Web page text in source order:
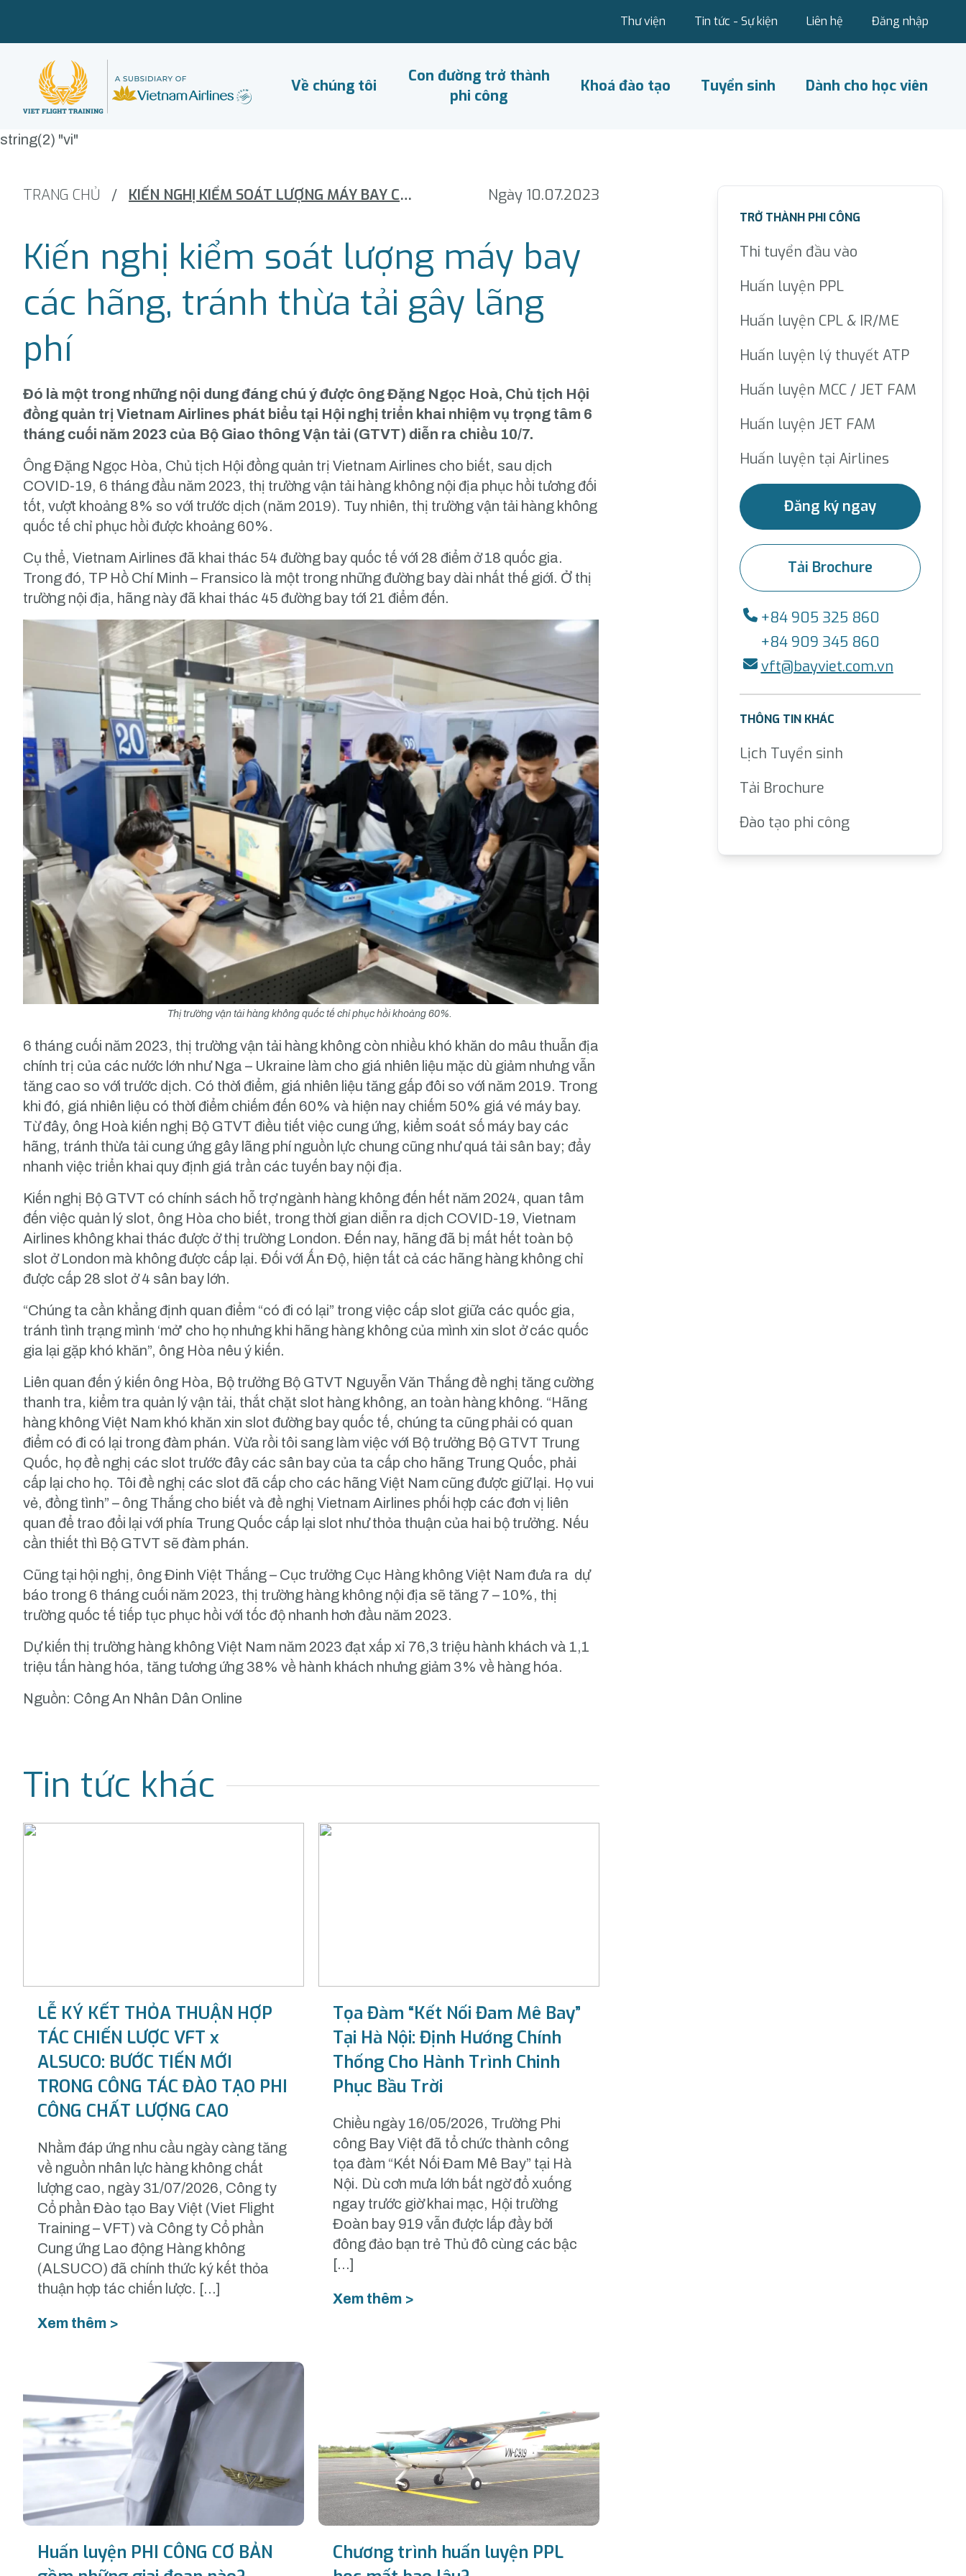
Thư viện Tin tức - Sự kiện Liên hệ Đăng nhập
Về chúng tôi
Con đường trở thành
phi công
Khoá đào tạo Tuyển sinh Dành cho học viên
string(2) "vi"
TRANG CHỦ / KIẾN NGHỊ KIỂM SOÁT LƯỢNG MÁY BAY CÁC HÃNG, TRÁNH THỪA TẢI GÂY LÃNG PHÍ Ngày 10.07.2023
Kiến nghị kiểm soát lượng máy bay
các hãng, tránh thừa tải gây lãng
phí
Đó là một trong những nội dung đáng chú ý được ông Đặng Ngọc Hoà, Chủ tịch Hội
đồng quản trị Vietnam Airlines phát biểu tại Hội nghị triển khai nhiệm vụ trọng tâm 6
tháng cuối năm 2023 của Bộ Giao thông Vận tải (GTVT) diễn ra chiều 10/7.
Ông Đặng Ngọc Hòa, Chủ tịch Hội đồng quản trị Vietnam Airlines cho biết, sau dịch
COVID-19, 6 tháng đầu năm 2023, thị trường vận tải hàng không nội địa phục hồi tương đối
tốt, vượt khoảng 8% so với trước dịch (năm 2019). Tuy nhiên, thị trường vận tải hàng không
quốc tế chỉ phục hồi được khoảng 60%.
Cụ thể, Vietnam Airlines đã khai thác 54 đường bay quốc tế với 28 điểm ở 18 quốc gia.
Trong đó, TP Hồ Chí Minh – Fransico là một trong những đường bay dài nhất thế giới. Ở thị
trường nội địa, hãng này đã khai thác 45 đường bay tới 21 điểm đến.
Thị trường vận tải hàng không quốc tế chỉ phục hồi khoảng 60%.
6 tháng cuối năm 2023, thị trường vận tải hàng không còn nhiều khó khăn do mâu thuẫn địa
chính trị của các nước lớn như Nga – Ukraine làm cho giá nhiên liệu mặc dù giảm nhưng vẫn
tăng cao so với trước dịch. Có thời điểm, giá nhiên liệu tăng gấp đôi so với năm 2019. Trong
khi đó, giá nhiên liệu có thời điểm chiếm đến 60% và hiện nay chiếm 50% giá vé máy bay.
Từ đây, ông Hoà kiến nghị Bộ GTVT điều tiết việc cung ứng, kiểm soát số máy bay các
hãng, tránh thừa tải cung ứng gây lãng phí nguồn lực chung cũng như quá tải sân bay; đẩy
nhanh việc triển khai quy định giá trần các tuyến bay nội địa.
Kiến nghị Bộ GTVT có chính sách hỗ trợ ngành hàng không đến hết năm 2024, quan tâm
đến việc quản lý slot, ông Hòa cho biết, trong thời gian diễn ra dịch COVID-19, Vietnam
Airlines không khai thác được ở thị trường London. Đến nay, hãng đã bị mất hết toàn bộ
slot ở London mà không được cấp lại. Đối với Ấn Độ, hiện tất cả các hãng hàng không chỉ
được cấp 28 slot ở 4 sân bay lớn.
“Chúng ta cần khẳng định quan điểm “có đi có lại” trong việc cấp slot giữa các quốc gia,
tránh tình trạng mình ‘mở’ cho họ nhưng khi hãng hàng không của mình xin slot ở các quốc
gia lại gặp khó khăn”, ông Hòa nêu ý kiến.
Liên quan đến ý kiến ông Hòa, Bộ trưởng Bộ GTVT Nguyễn Văn Thắng đề nghị tăng cường
thanh tra, kiểm tra quản lý vận tải, thắt chặt slot hàng không, an toàn hàng không. “Hãng
hàng không Việt Nam khó khăn xin slot đường bay quốc tế, chúng ta cũng phải có quan
điểm có đi có lại trong đàm phán. Vừa rồi tôi sang làm việc với Bộ trưởng Bộ GTVT Trung
Quốc, họ đề nghị các slot trước đây các sân bay của ta cấp cho hãng Trung Quốc, phải
cấp lại cho họ. Tôi đề nghị các slot đã cấp cho các hãng Việt Nam cũng được giữ lại. Họ vui
vẻ, đồng tình” – ông Thắng cho biết và đề nghị Vietnam Airlines phối hợp các đơn vị liên
quan để trao đổi lại với phía Trung Quốc cấp lại slot như thỏa thuận của hai bộ trưởng. Nếu
cần thiết thì Bộ GTVT sẽ đàm phán.
Cũng tại hội nghị, ông Đinh Việt Thắng – Cục trưởng Cục Hàng không Việt Nam đưa ra dự
báo trong 6 tháng cuối năm 2023, thị trường hàng không nội địa sẽ tăng 7 – 10%, thị
trường quốc tế tiếp tục phục hồi với tốc độ nhanh hơn đầu năm 2023.
Dự kiến thị trường hàng không Việt Nam năm 2023 đạt xấp xỉ 76,3 triệu hành khách và 1,1
triệu tấn hàng hóa, tăng tương ứng 38% về hành khách nhưng giảm 3% về hàng hóa.
Nguồn: Công An Nhân Dân Online
Tin tức khác
LỄ KÝ KẾT THỎA THUẬN HỢP
TÁC CHIẾN LƯỢC VFT x
ALSUCO: BƯỚC TIẾN MỚI
TRONG CÔNG TÁC ĐÀO TẠO PHI
CÔNG CHẤT LƯỢNG CAO
Nhằm đáp ứng nhu cầu ngày càng tăng
về nguồn nhân lực hàng không chất
lượng cao, ngày 31/07/2026, Công ty
Cổ phần Đào tạo Bay Việt (Viet Flight
Training – VFT) và Công ty Cổ phần
Cung ứng Lao động Hàng không
(ALSUCO) đã chính thức ký kết thỏa
thuận hợp tác chiến lược. […]
Xem thêm >
Tọa Đàm “Kết Nối Đam Mê Bay”
Tại Hà Nội: Định Hướng Chính
Thống Cho Hành Trình Chinh
Phục Bầu Trời
Chiều ngày 16/05/2026, Trường Phi
công Bay Việt đã tổ chức thành công
tọa đàm “Kết Nối Đam Mê Bay” tại Hà
Nội. Dù cơn mưa lớn bất ngờ đổ xuống
ngay trước giờ khai mạc, Hội trường
Đoàn bay 919 vẫn được lấp đầy bởi
đông đảo bạn trẻ Thủ đô cùng các bậc
[…]
Xem thêm >
Huấn luyện PHI CÔNG CƠ BẢN
Chương trình huấn luyện PPL
TRỞ THÀNH PHI CÔNG
Thi tuyển đầu vào
Huấn luyện PPL
Huấn luyện CPL & IR/ME
Huấn luyện lý thuyết ATP
Huấn luyện MCC / JET FAM
Huấn luyện JET FAM
Huấn luyện tại Airlines
Đăng ký ngay
Tải Brochure
+84 905 325 860
+84 909 345 860
vft@bayviet.com.vn
THÔNG TIN KHÁC
Lịch Tuyển sinh
Tải Brochure
Đào tạo phi công